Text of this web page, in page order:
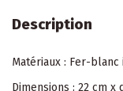
Description
Matériaux : Fer-
Dimensions : 22 cm x